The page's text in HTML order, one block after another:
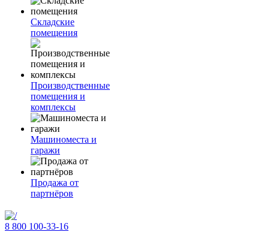
Складские
помещения
Производственные
помещения и
комплексы
Машиноместа и
гаражи
Продажа от
партнёров
8 800 100-33-16